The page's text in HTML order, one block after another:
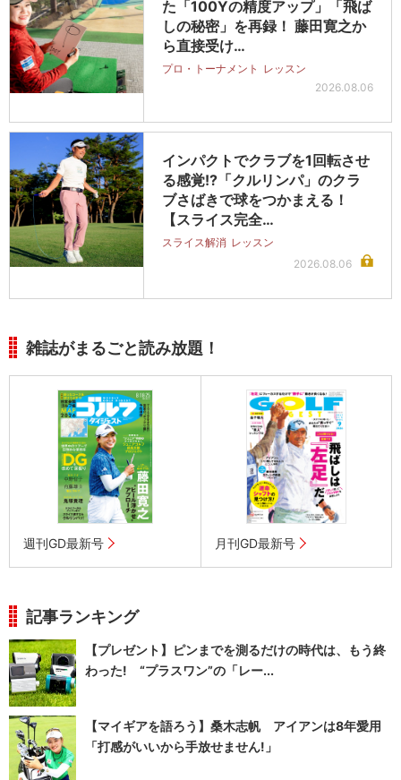
た「100Yの精度アップ」「飛ば
しの秘密」を再録！ 藤田寛之か
ら直接受け…
プロ・トーナメント レッスン
2026.08.06
インパクトでクラブを1回転させ
る感覚!?「クルリンパ」のクラ
ブさばきで球をつかまえる！
【スライス完全…
スライス解消 レッスン
2026.08.06
雑誌がまるごと読み放題！
週刊GD最新号 月刊GD最新号
記事ランキング
【プレゼント】ピンまでを測るだけの時代は、もう終
わった! “プラスワン”の「レー...
【マイギアを語ろう】桑木志帆 アイアンは8年愛用
「打感がいいから手放せません!」